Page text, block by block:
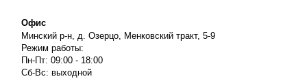
Офис
Минский р-н, д. Озерцо, Менковский тракт, 5-9
Режим работы:
Пн-Пт: 09:00 - 18:00
Сб-Вс: выходной